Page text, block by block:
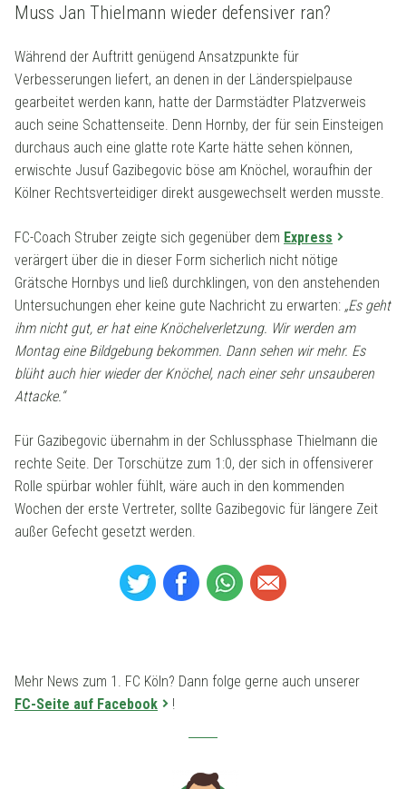
Muss Jan Thielmann wieder defensiver ran?
Während der Auftritt genügend Ansatzpunkte für
Verbesserungen liefert, an denen in der Länderspielpause
gearbeitet werden kann, hatte der Darmstädter Platzverweis
auch seine Schattenseite. Denn Hornby, der für sein Einsteigen
durchaus auch eine glatte rote Karte hätte sehen können,
erwischte Jusuf Gazibegovic böse am Knöchel, woraufhin der
Kölner Rechtsverteidiger direkt ausgewechselt werden musste.
FC-Coach Struber zeigte sich gegenüber dem Express
verärgert über die in dieser Form sicherlich nicht nötige
Grätsche Hornbys und ließ durchklingen, von den anstehenden
Untersuchungen eher keine gute Nachricht zu erwarten: „Es geht
ihm nicht gut, er hat eine Knöchelverletzung. Wir werden am
Montag eine Bildgebung bekommen. Dann sehen wir mehr. Es
blüht auch hier wieder der Knöchel, nach einer sehr unsauberen
Attacke.“
Für Gazibegovic übernahm in der Schlussphase Thielmann die
rechte Seite. Der Torschütze zum 1:0, der sich in offensiverer
Rolle spürbar wohler fühlt, wäre auch in den kommenden
Wochen der erste Vertreter, sollte Gazibegovic für längere Zeit
außer Gefecht gesetzt werden.
Mehr News zum 1. FC Köln? Dann folge gerne auch unserer
FC-Seite auf Facebook
!